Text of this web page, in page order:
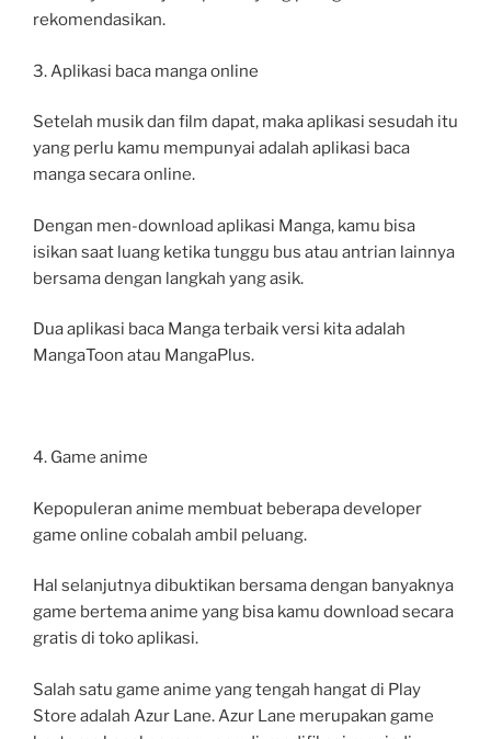
rekomendasikan.
3. Aplikasi baca manga online
Setelah musik dan film dapat, maka aplikasi sesudah itu
yang perlu kamu mempunyai adalah aplikasi baca
manga secara online.
Dengan men-download aplikasi Manga, kamu bisa
isikan saat luang ketika tunggu bus atau antrian lainnya
bersama dengan langkah yang asik.
Dua aplikasi baca Manga terbaik versi kita adalah
MangaToon atau MangaPlus.
4. Game anime
Kepopuleran anime membuat beberapa developer
game online cobalah ambil peluang.
Hal selanjutnya dibuktikan bersama dengan banyaknya
game bertema anime yang bisa kamu download secara
gratis di toko aplikasi.
Salah satu game anime yang tengah hangat di Play
Store adalah Azur Lane. Azur Lane merupakan game